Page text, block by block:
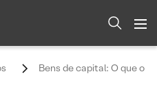
Bens de capital: O que o